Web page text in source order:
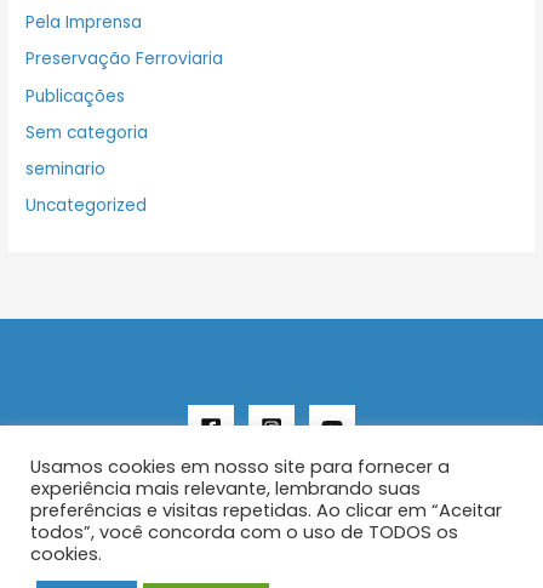
Pela Imprensa
Preservação Ferroviaria
Publicações
Sem categoria
seminario
Uncategorized
Copyright © 2026 AENFER
Usamos cookies em nosso site para fornecer a
experiência mais relevante, lembrando suas
preferências e visitas repetidas. Ao clicar em “Aceitar
todos”, você concorda com o uso de TODOS os
cookies.